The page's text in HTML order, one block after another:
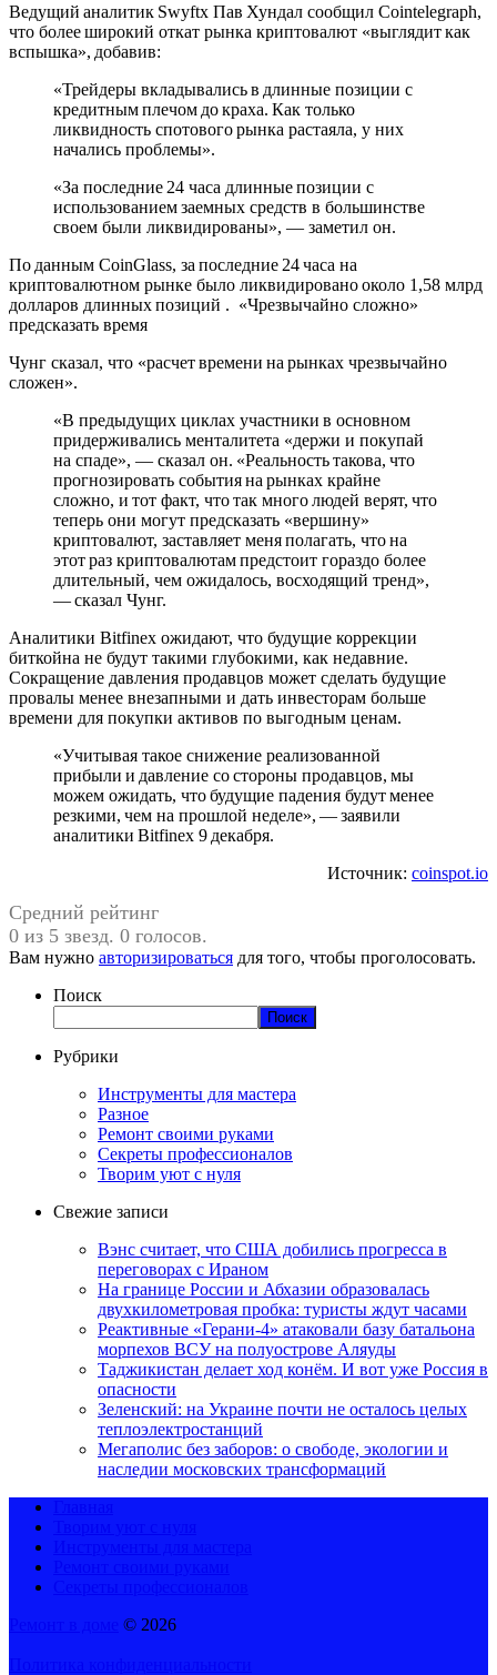
Ведущий аналитик Swyftx Пав Хундал сообщил Cointelegraph,
что более широкий откат рынка криптовалют «выглядит как
вспышка», добавив:
«Трейдеры вкладывались в длинные позиции с
кредитным плечом до краха. Как только
ликвидность спотового рынка растаяла, у них
начались проблемы».
«За последние 24 часа длинные позиции с
использованием заемных средств в большинстве
своем были ликвидированы», — заметил он.
По данным CoinGlass, за последние 24 часа на
криптовалютном рынке было ликвидировано около 1,58 млрд
долларов длинных позиций . «Чрезвычайно сложно»
предсказать время
Чунг сказал, что «расчет времени на рынках чрезвычайно
сложен».
«В предыдущих циклах участники в основном
придерживались менталитета «держи и покупай
на спаде», — сказал он. «Реальность такова, что
прогнозировать события на рынках крайне
сложно, и тот факт, что так много людей верят, что
теперь они могут предсказать «вершину»
криптовалют, заставляет меня полагать, что на
этот раз криптовалютам предстоит гораздо более
длительный, чем ожидалось, восходящий тренд»,
— сказал Чунг.
Аналитики Bitfinex ожидают, что будущие коррекции
биткойна не будут такими глубокими, как недавние.
Сокращение давления продавцов может сделать будущие
провалы менее внезапными и дать инвесторам больше
времени для покупки активов по выгодным ценам.
«Учитывая такое снижение реализованной
прибыли и давление со стороны продавцов, мы
можем ожидать, что будущие падения будут менее
резкими, чем на прошлой неделе», — заявили
аналитики Bitfinex 9 декабря.
Источник: coinspot.io
Средний рейтинг
0 из 5 звезд. 0 голосов.
Вам нужно авторизироваться для того, чтобы проголосовать.
Поиск
Поиск
Рубрики
Инструменты для мастера
Разное
Ремонт своими руками
Секреты профессионалов
Творим уют с нуля
Свежие записи
Вэнс считает, что США добились прогресса в
переговорах с Ираном
На границе России и Абхазии образовалась
двухкилометровая пробка: туристы ждут часами
Реактивные «Герани-4» атаковали базу батальона
морпехов ВСУ на полуострове Аляуды
Таджикистан делает ход конём. И вот уже Россия в
опасности
Зеленский: на Украине почти не осталось целых
теплоэлектростанций
Мегаполис без заборов: о свободе, экологии и
наследии московских трансформаций
© 2026